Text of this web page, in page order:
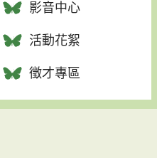
影音中心
活動花絮
徵才專區